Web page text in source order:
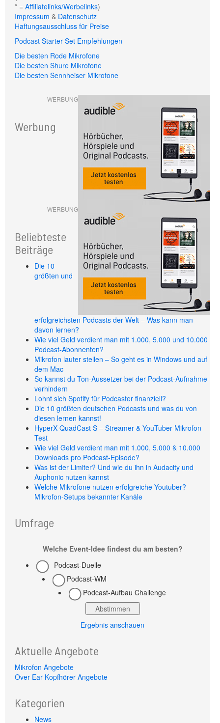
* = Affiliatelinks/Werbelinks)
Impressum & Datenschutz
Haftungsausschluss für Preise
Podcast Starter-Set Empfehlungen
Die besten Rode Mikrofone
Die besten Shure Mikrofone
Die besten Sennheiser Mikrofone
WERBUNG
Werbung
WERBUNG
Beliebteste
Beiträge
Die 10
größten und
erfolgreichsten Podcasts der Welt – Was kann man
davon lernen?
Wie viel Geld verdient man mit 1.000, 5.000 und 10.000
Podcast-Abonnenten?
Mikrofon lauter stellen – So geht es in Windows und auf
dem Mac
So kannst du Ton-Aussetzer bei der Podcast-Aufnahme
verhindern
Lohnt sich Spotify für Podcaster finanziell?
Die 10 größten deutschen Podcasts und was du von
diesen lernen kannst!
HyperX QuadCast S – Streamer & YouTuber Mikrofon
Test
Wie viel Geld verdient man mit 1.000, 5.000 & 10.000
Downloads pro Podcast-Episode?
Was ist der Limiter? Und wie du ihn in Audacity und
Auphonic nutzen kannst
Welche Mikrofone nutzen erfolgreiche Youtuber?
Mikrofon-Setups bekannter Kanäle
Umfrage
Welche Event-Idee findest du am besten?
Podcast-Duelle
Podcast-WM
Podcast-Aufbau Challenge
Ergebnis anschauen
Aktuelle Angebote
Mikrofon Angebote
Over Ear Kopfhörer Angebote
Kategorien
News